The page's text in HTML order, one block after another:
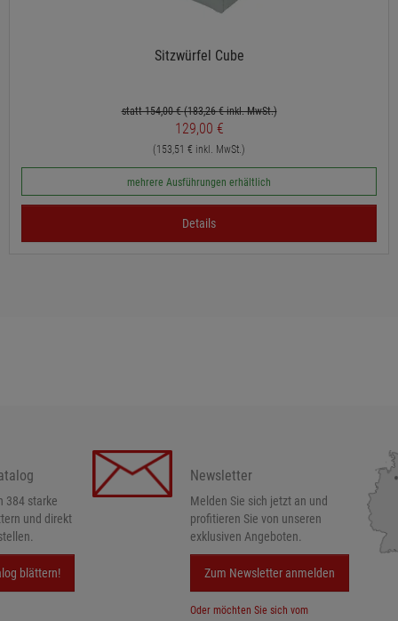
Sitzwürfel Cube
statt 154,00 €(183,26€ inkl. MwSt.)
129,00 €
(153,51 € inkl. MwSt.)
mehrere Ausführungen erhältlich
Details
384 starke
und direkt
blättern!
Newsletter
Melden Sie sich jetzt an und
profitieren Sie von unseren
exklusiven Angeboten.
Zum Newsletter anmelden
Oder möchten Sie sich vom